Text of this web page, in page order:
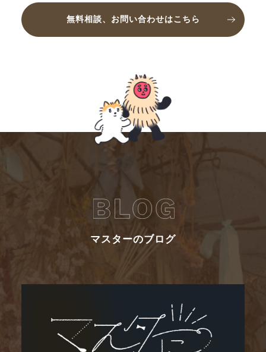
無料相談、お問い合わせはこちら
マスターのブログ